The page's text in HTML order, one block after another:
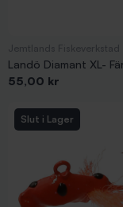
Landö Diamant XL-
Pris
55,00 kr
Slut i Lager